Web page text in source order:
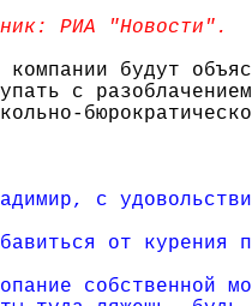
РИА "Новости".
будут
с
с
от курения
собственной